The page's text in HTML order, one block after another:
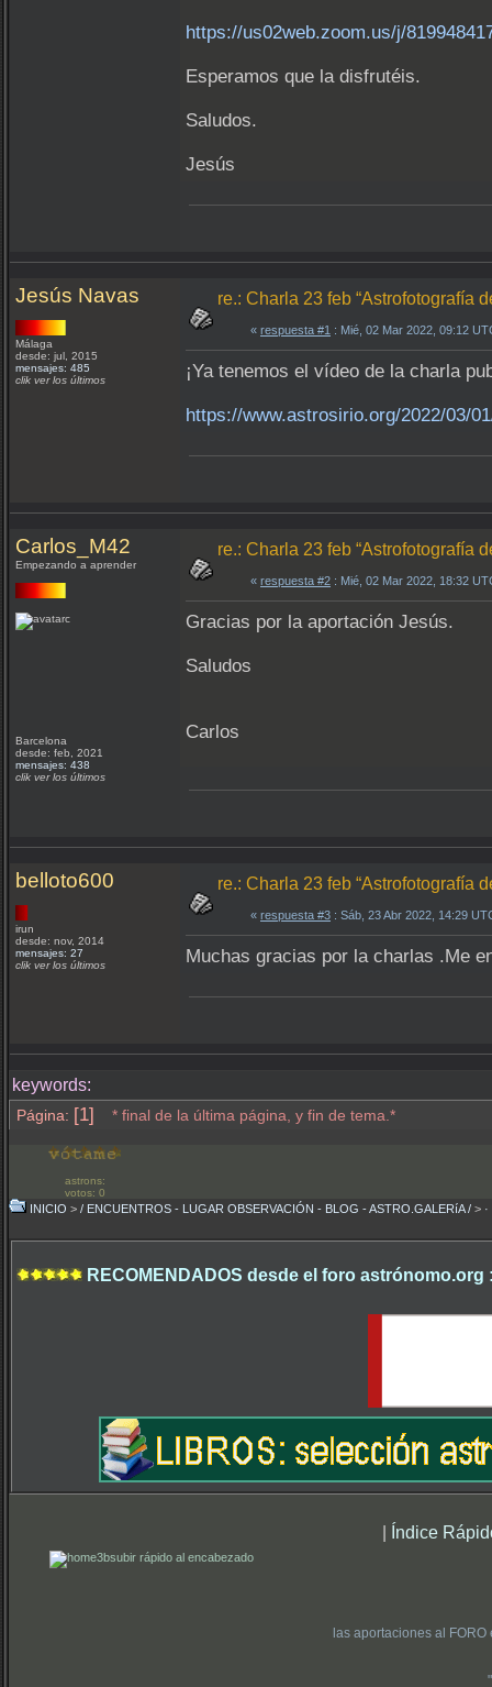
https://us02web.zoom.us/j/
Esperamos que la disfrutéis.
Saludos.
Jesús
Jesús Navas
Málaga
desde: jul, 2015
mensajes: 485
clik ver los últimos
re.: Charla 23 feb “Astrofotografía
« respuesta #1 : Mié, 02 Mar 2022, 09:12
¡Ya tenemos el vídeo de la charla
https://www.astrosirio.org/2022/03/
Carlos_M42
Empezando a aprender
Barcelona
desde: feb, 2021
mensajes: 438
clik ver los últimos
re.: Charla 23 feb “Astrofotografía
« respuesta #2 : Mié, 02 Mar 2022, 18:32
Gracias por la aportación Jesús.
Saludos
Carlos
belloto600
irun
desde: nov, 2014
mensajes: 27
clik ver los últimos
re.: Charla 23 feb “Astrofotografía
« respuesta #3 : Sáb, 23 Abr 2022, 14:29
Muchas gracias por la charlas .Me
keywords:
Página: [1] * final de la última página, y fin de tema.*
astrons:
votos: 0
INICIO > / ENCUENTROS - LUGAR OBSERVACIÓN - BLOG - ASTRO.GALERíA / >
RECOMENDADOS desde el foro astrónomo.org
| Índice
subir rápido al encabezado
las aportaciones al